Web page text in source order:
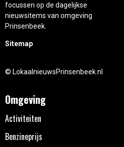
focussen op de dagelijkse
nieuwsitems van omgeving
Prinsenbeek.
Sitemap
© LokaalnieuwsPrinsenbeek.nl
Omgeving
Activiteiten
Benzineprijs